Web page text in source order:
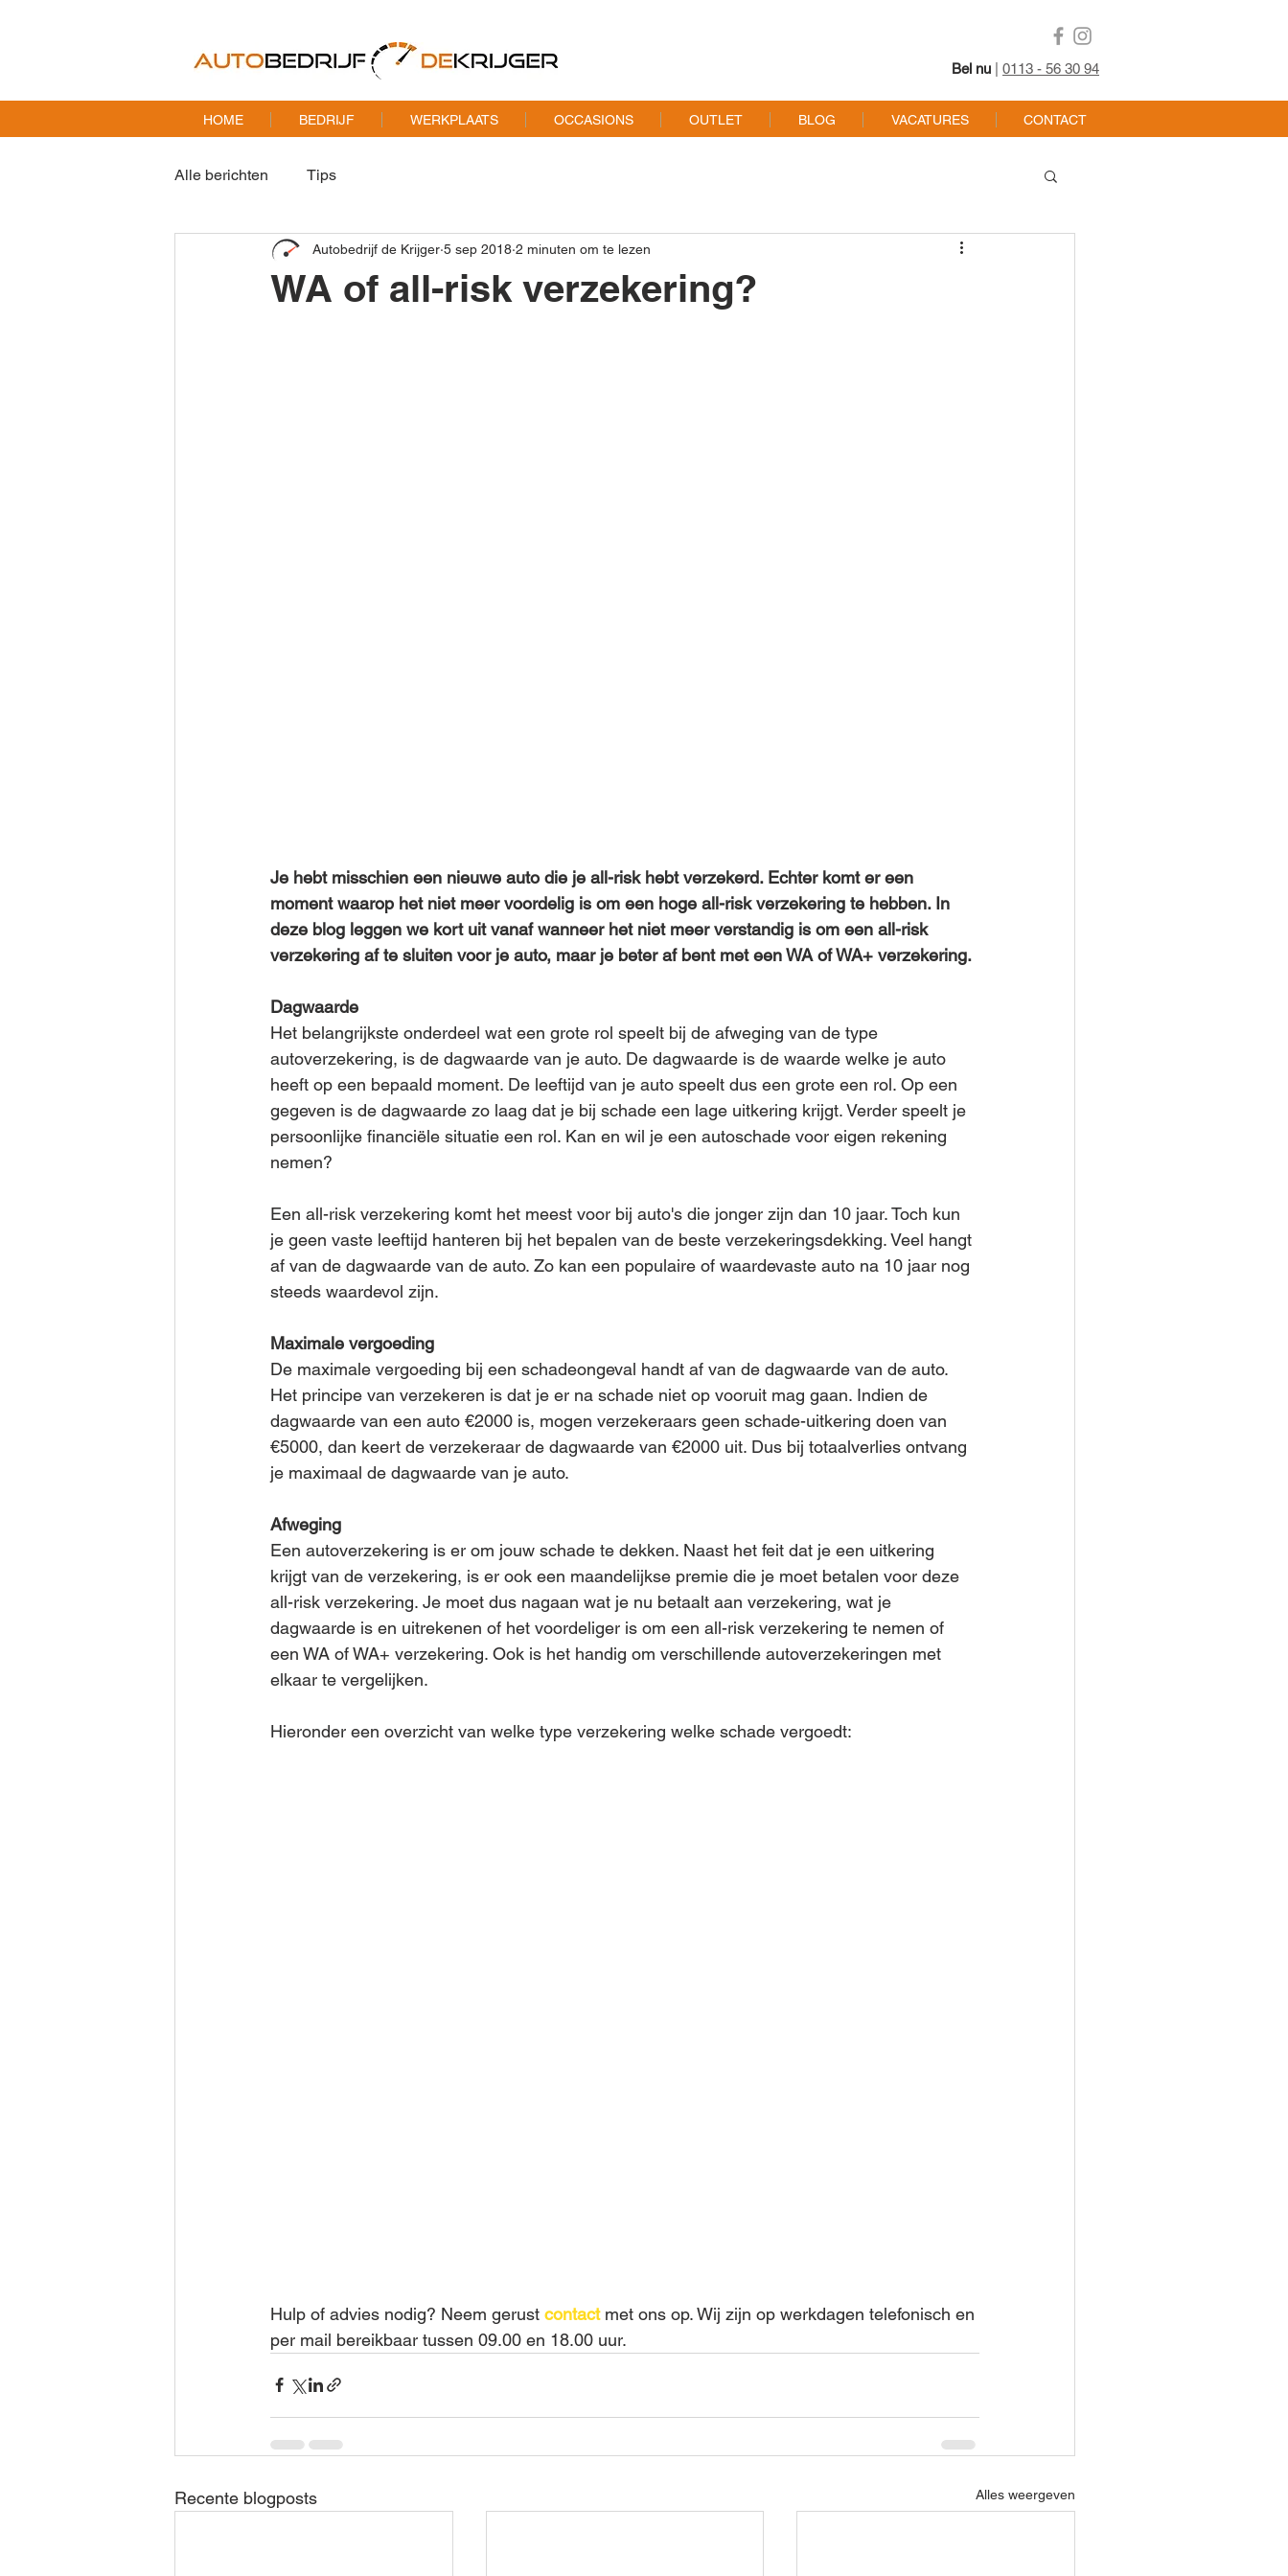
Bel nu 0113 - 56 30 94
HOME BEDRIJF WERKPLAATS OCCASIONS OUTLET BLOG VACATURES CONTACT
Alle berichten Tips
WA of all-risk verzekering?
Autobedrijf de Krijger 5 sep 2018 2 minuten om te lezen
Je hebt misschien een nieuwe auto die je all-risk hebt verzekerd. Echter komt er een
moment waarop het niet meer voordelig is om een hoge all-risk verzekering te hebben. In
deze blog leggen we kort uit vanaf wanneer het niet meer verstandig is om een all-risk
verzekering af te sluiten voor je auto, maar je beter af bent met een WA of WA+ verzekering.
Dagwaarde
Het belangrijkste onderdeel wat een grote rol speelt bij de afweging van de type
autoverzekering, is de dagwaarde van je auto. De dagwaarde is de waarde welke je auto
heeft op een bepaald moment. De leeftijd van je auto speelt dus een grote een rol. Op een
gegeven is de dagwaarde zo laag dat je bij schade een lage uitkering krijgt. Verder speelt je
persoonlijke financiële situatie een rol. Kan en wil je een autoschade voor eigen rekening
nemen?
Een all-risk verzekering komt het meest voor bij auto's die jonger zijn dan 10 jaar. Toch kun
je geen vaste leeftijd hanteren bij het bepalen van de beste verzekeringsdekking. Veel hangt
af van de dagwaarde van de auto. Zo kan een populaire of waardevaste auto na 10 jaar nog
steeds waardevol zijn.
Maximale vergoeding
De maximale vergoeding bij een schadeongeval handt af van de dagwaarde van de auto.
Het principe van verzekeren is dat je er na schade niet op vooruit mag gaan. Indien de
dagwaarde van een auto €2000 is, mogen verzekeraars geen schade-uitkering doen van
€5000, dan keert de verzekeraar de dagwaarde van €2000 uit. Dus bij totaalverlies ontvang
je maximaal de dagwaarde van je auto.
Afweging
Een autoverzekering is er om jouw schade te dekken. Naast het feit dat je een uitkering
krijgt van de verzekering, is er ook een maandelijkse premie die je moet betalen voor deze
all-risk verzekering. Je moet dus nagaan wat je nu betaalt aan verzekering, wat je
dagwaarde is en uitrekenen of het voordeliger is om een all-risk verzekering te nemen of
een WA of WA+ verzekering. Ook is het handig om verschillende autoverzekeringen met
elkaar te vergelijken.
Hieronder een overzicht van welke type verzekering welke schade vergoedt:
Hulp of advies nodig? Neem gerust contact met ons op. Wij zijn op werkdagen telefonisch en
per mail bereikbaar tussen 09.00 en 18.00 uur.
Recente blogposts Alles weergeven